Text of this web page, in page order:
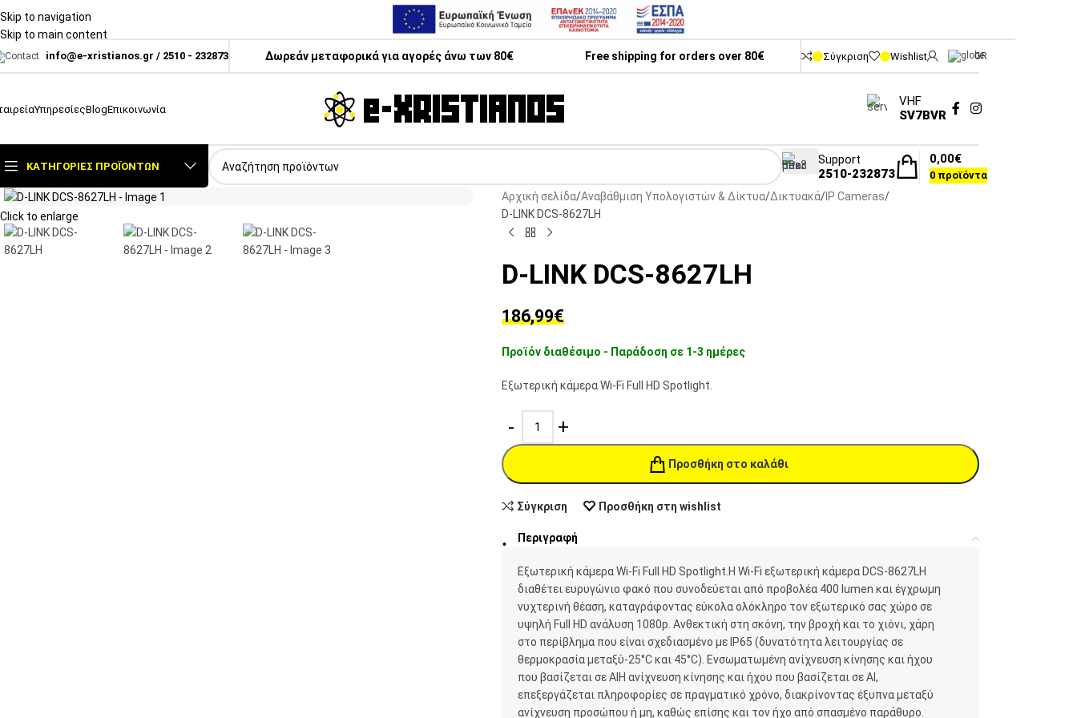
Skip to navigation
Skip to main content
info@e-xristianos.gr / 2510 - 232873 Δωρεάν μεταφορικά για αγορές άνω των 80€ Free shipping for orders over 80€ Σύγκριση Wishlist GR
ΥπηρεσίεςBlogΕπικοινωνία
VHF
SV7BVR
ΚΑΤΗΓΟΡΊΕΣ ΠΡΟΪΌΝΤΩΝ
Support
2510-232873
0 προϊόντα
0,00€
Click to enlarge
Αρχική σελίδα Αναβάθμιση Υπολογιστών & Δίκτυα Δικτυακά IP Cameras
D-LINK DCS-8627LH
D-LINK DCS-8627LH
186,99€
Προϊόν διαθέσιμο - Παράδοση σε 1-3 ημέρες
Εξωτερική κάμερα Wi-Fi Full HD Spotlight.
Προσθήκη στο καλάθι
Σύγκριση Προσθήκη στη wishlist
Περιγραφή
Εξωτερική κάμερα Wi-Fi Full HD Spotlight.Η Wi-Fi εξωτερική κάμερα DCS-8627LH
διαθέτει ευρυγώνιο φακό που συνοδεύεται από προβολέα 400 lumen και έγχρωμη
νυχτερινή θέαση, καταγράφοντας εύκολα ολόκληρο τον εξωτερικό σας χώρο σε
υψηλή Full HD ανάλυση 1080p. Ανθεκτική στη σκόνη, την βροχή και το χιόνι, χάρη
στο περίβλημα που είναι σχεδιασμένο με IP65 (δυνατότητα λειτουργίας σε
θερμοκρασία μεταξύ-25°C και 45°C). Ενσωματωμένη ανίχνευση κίνησης και ήχου
που βασίζεται σε AlΗ ανίχνευση κίνησης και ήχου που βασίζεται σε AI,
επεξεργάζεται πληροφορίες σε πραγματικό χρόνο, διακρίνοντας έξυπνα μεταξύ
ανίχνευση προσώπου ή μη, καθώς επίσης και τον ήχο από σπασμένο παράθυρο.